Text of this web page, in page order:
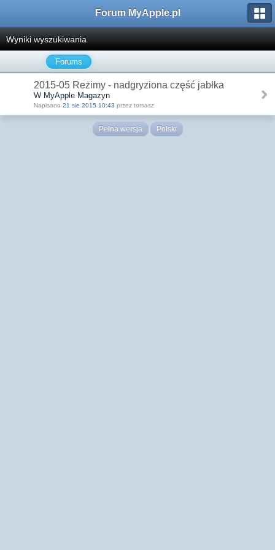
Forum MyApple.pl
Wyniki wyszukiwania
Forums
2015-05 Reżimy - nadgryziona część jabłka
W MyApple Magazyn
Napisano 21 sie 2015 10:43 przez tomasz
Pełna wersja Polski